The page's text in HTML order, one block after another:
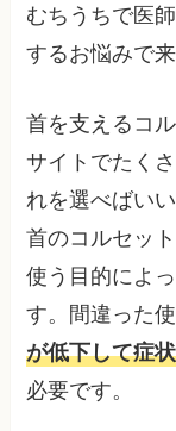
むちうちで医
するお悩みで
首を支えるコ
サイトでたく
れを選べばい
首のコルセッ
使う目的によ
す。間違った
が低下して症
必要です。